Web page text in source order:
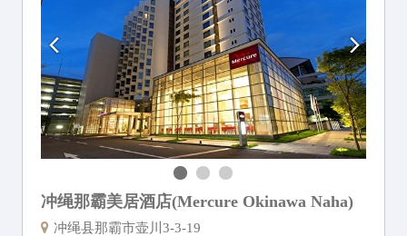
冲绳那霸美居酒店(Mercure Okinawa Naha)
冲绳县那霸市壶川3-3-19